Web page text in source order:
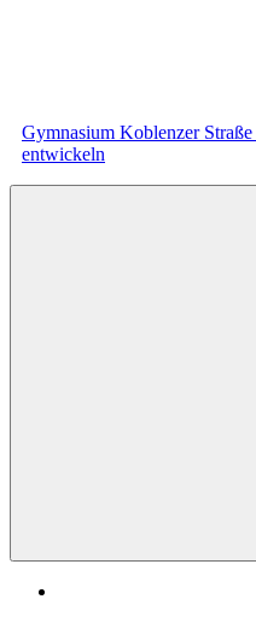
Gymnasium Koblenzer Straße
entwickeln